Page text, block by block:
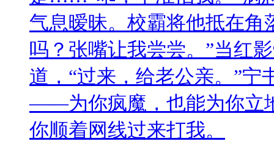
气息暧昧。校霸将他抵在角
吗？张嘴让我尝尝。”当红
道，“过来，给老公亲。”
——为你疯魔，也能为你立
你顺着网线过来打我。